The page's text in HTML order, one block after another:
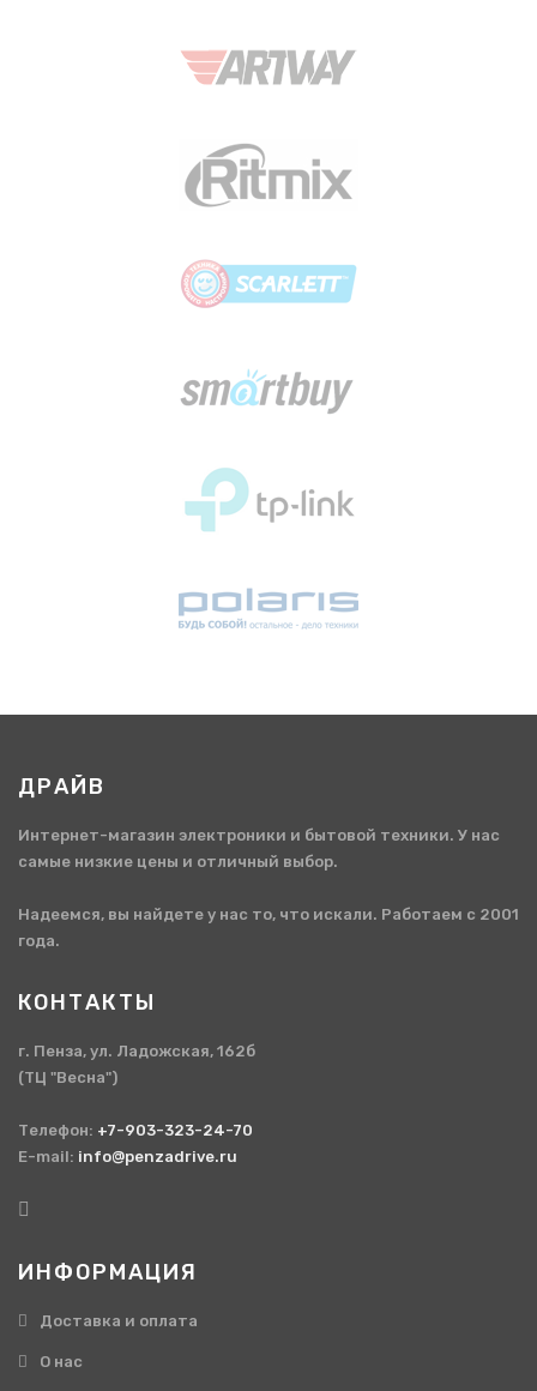
ДРАЙВ
Интернет-магазин электроники и бытовой техники. У нас
самые низкие цены и отличный выбор.
Надеемся, вы найдете у нас то, что искали. Работаем с 2001
года.
КОНТАКТЫ
г. Пенза, ул. Ладожская, 162б
(ТЦ "Весна")
Телефон: +7-903-323-24-70
E-mail: info@penzadrive.ru
ИНФОРМАЦИЯ
Доставка и оплата
О нас